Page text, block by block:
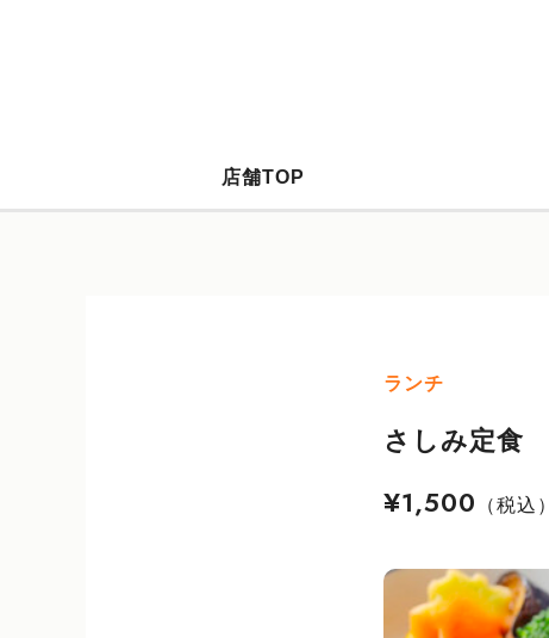
店舗TOP
ランチ
さしみ定食
¥1,500 （税込）